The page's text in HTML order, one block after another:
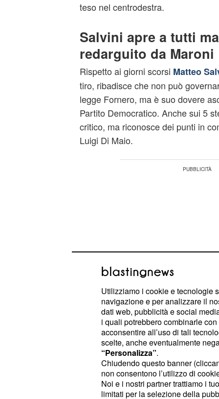
teso nel centrodestra.
Salvini apre a tutti
redarguito da Maroni
Rispetto ai giorni scorsi Matteo
tiro, ribadisce che non può
legge Fornero, ma è suo dovere
Partito Democratico. Anche sui 5
critico, ma riconosce dei punti in
Luigi Di Maio.
In proposito entra in gioco anche
governatore della Lombardia.
Per Maroni un governoLega-5
ma nel merito potrebbe essere un
Utilizziamo i cookie e tecnologie
navigazione e per analizzare il
dati web, pubblicità e social
i quali potrebbero combinarle
acconsentire all’uso di tali
scelte, anche eventualmente
“Personalizza”.
Chiudendo questo banner
non consentono l’utilizzo di
Noi e i nostri partner trattiamo i
limitati per la selezione della